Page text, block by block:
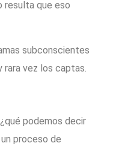
resulta que eso
subconscientes
rara vez los captas.
podemos decir
proceso de